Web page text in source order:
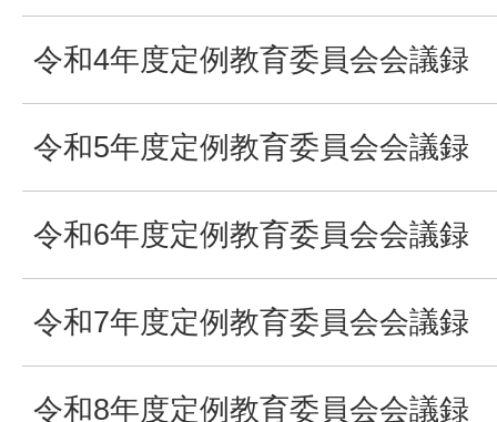
令和4年度定例教育委員会会議録
令和5年度定例教育委員会会議録
令和6年度定例教育委員会会議録
令和7年度定例教育委員会会議録
令和8年度定例教育委員会会議録